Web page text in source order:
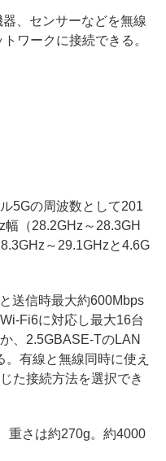
、センサーなどを無線
ワークに接続できる。
5Gの周波数として201
（28.2GHz～28.3GH
～29.1GHzと4.6G
送信時最大約600Mbps
Fi6に対応し最大16台
、2.5GBASE-TのLAN
有線と無線同時に使え
た接続方法を選択でき
重さは約270g。約4000